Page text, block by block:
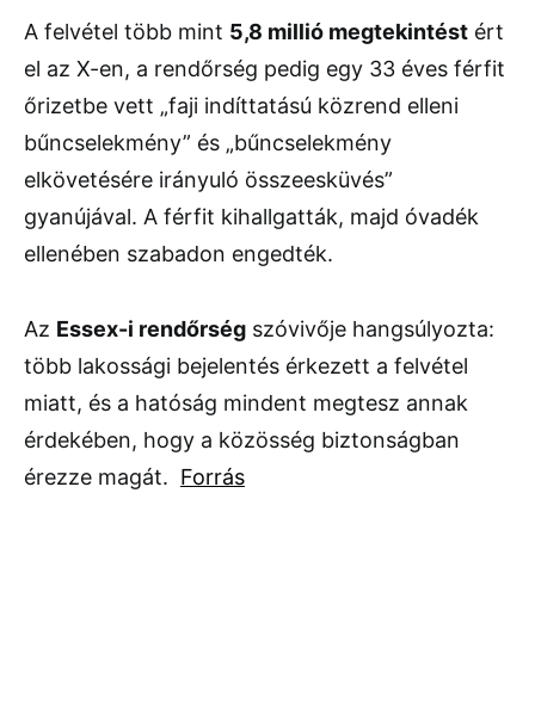
A felvétel több mint 5,8 millió megtekintést ért
el az X-en, a rendőrség pedig egy 33 éves férfit
őrizetbe vett „faji indíttatású közrend elleni
bűncselekmény” és „bűncselekmény
elkövetésére irányuló összeesküvés”
gyanújával. A férfit kihallgatták, majd óvadék
ellenében szabadon engedték.
Az Essex-i rendőrség szóvivője hangsúlyozta:
több lakossági bejelentés érkezett a felvétel
miatt, és a hatóság mindent megtesz annak
érdekében, hogy a közösség biztonságban
érezze magát. Forrás